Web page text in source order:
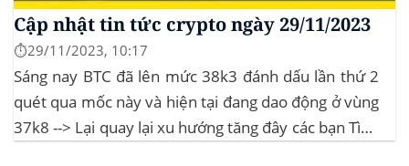
Cập nhật tin tức crypto ngày 29/11/2023
⏱️29/11/2023, 10:17
Sáng nay BTC đã lên mức 38k3 đánh dấu lần thứ 2
quét qua mốc này và hiện tại đang dao động ở vùng
37k8 --> Lại quay lại xu hướng tăng đây các bạn Tình